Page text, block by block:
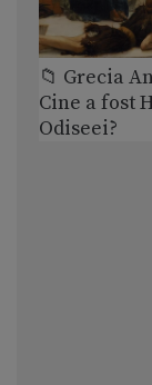
📁 Grecia
Cine a fost
Odiseei?